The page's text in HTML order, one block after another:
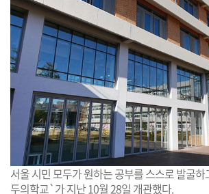
서울 시민 모두가 원하는 공부를 스스로 발굴
두의학교`가 지난 10월 28일 개관했다.